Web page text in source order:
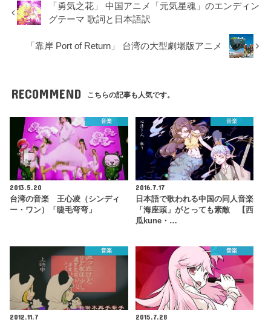
「勇気之花」 中国アニメ「元気星魂」のエンディン
グテーマ 歌詞と日本語訳
「靠岸 Port of Return」 台湾の大型劇場版アニメ
RECOMMEND こちらの記事も人気です。
音楽
2013.5.20
台湾の音楽 王心凌（シンディ
ー・ワン）「睫毛弯弯」
音楽
2016.7.17
日本語で歌われる中国の同人音楽
「海座頭」がとっても素敵 【西
瓜kune・…
音楽
2012.11.7
音楽
2015.7.28